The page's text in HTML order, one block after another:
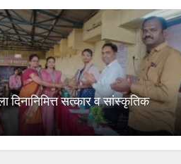
दिनानिमित्त सत्कार व सांस्कृतिक